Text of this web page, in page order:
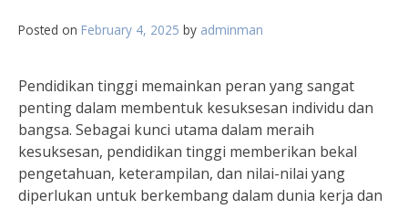
Posted on February 4, 2025 by adminman
Pendidikan tinggi memainkan peran yang sangat
penting dalam membentuk kesuksesan individu dan
bangsa. Sebagai kunci utama dalam meraih
kesuksesan, pendidikan tinggi memberikan bekal
pengetahuan, keterampilan, dan nilai-nilai yang
diperlukan untuk berkembang dalam dunia kerja dan